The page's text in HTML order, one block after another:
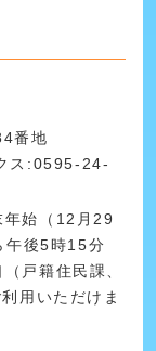
番地
ス:0595-24-
年始（12月29
午後5時15分
戸籍住民課、
用いただけま